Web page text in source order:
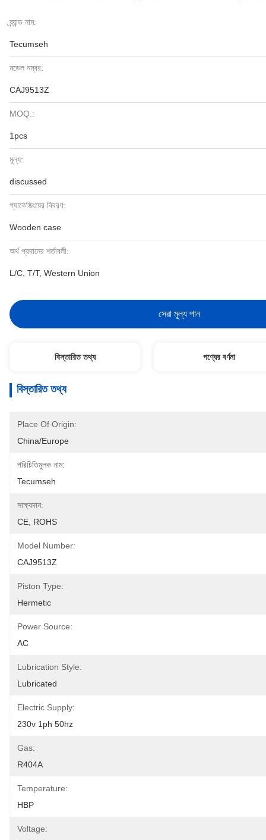
ব্র্যান্ড নাম:
Tecumseh
মডেল নম্বর:
CAJ9513Z
MOQ.:
1pcs
মূল্য:
discussed
প্যাকেজিংয়ের বিবরণ:
Wooden case
অর্থ প্রদানের শর্তাবলী:
L/C, T/T, Western Union
সেরা মূল্য পান
বিস্তারিত তথ্য পণ্যের বর্ণনা
বিস্তারিত তথ্য
Place Of Origin:
China/Europe
পরিচিতিমুলক নাম:
Tecumseh
সাক্ষ্যদান:
CE, ROHS
Model Number:
CAJ9513Z
Piston Type:
Hermetic
Power Source:
AC
Lubrication Style:
Lubricated
Electric Supply:
230v 1ph 50hz
Gas:
R404A
Temperature:
HBP
Voltage: